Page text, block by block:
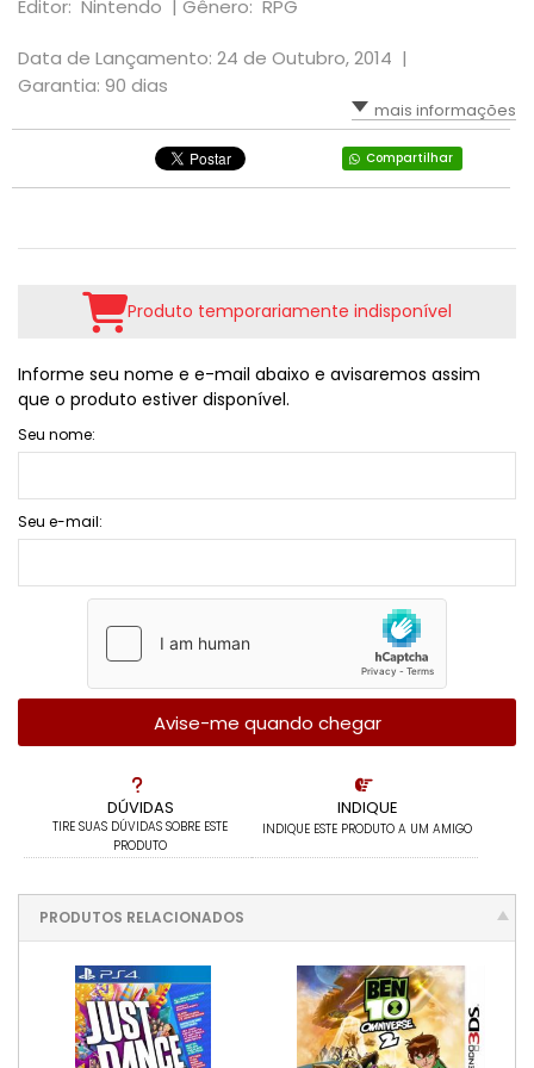
TIRO: 3ª PESSOA
PLATAFORMA
TIRO; 3ª PESSOA
SIMULADOR
TIRO: 1ª PESSOA: FPS
TIRO: 3ª PESSOA
Editor: Nintendo | Gênero: RPG
Data de Lançamento: 24 de Outubro, 2014 |
Garantia: 90 dias
mais informações
Compartilhar
DÚVIDAS
TIRE SUAS DÚVIDAS SOBRE ESTE
PRODUTO
INDIQUE
INDIQUE ESTE PRODUTO A UM AMIGO
Produto temporariamente indisponível
Informe seu nome e e-mail abaixo e avisaremos assim
que o produto estiver disponível.
Seu nome:
Seu e-mail:
Avise-me quando chegar
PRODUTOS RELACIONADOS